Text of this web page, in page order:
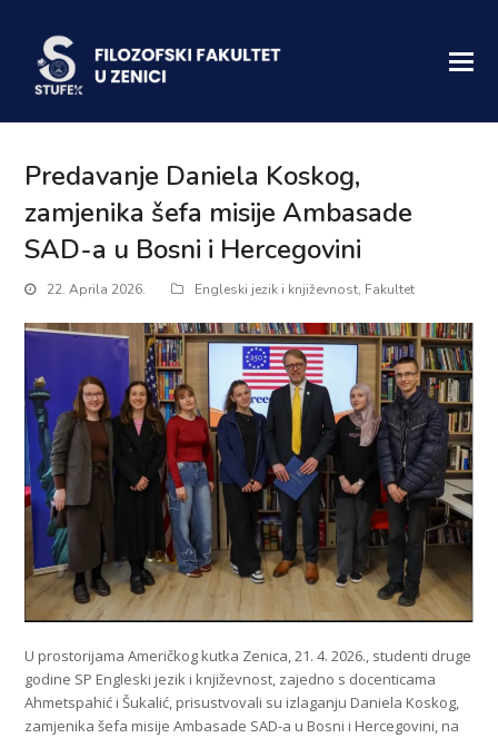
Predavanje Daniela Koskog,
zamjenika šefa misije Ambasade
SAD-a u Bosni i Hercegovini
22. Aprila 2026. Engleski jezik i književnost, Fakultet
U prostorijama Američkog kutka Zenica, 21. 4. 2026., studenti druge
godine SP Engleski jezik i književnost, zajedno s docenticama
Ahmetspahić i Šukalić, prisustvovali su izlaganju Daniela Koskog,
zamjenika šefa misije Ambasade SAD-a u Bosni i Hercegovini, na